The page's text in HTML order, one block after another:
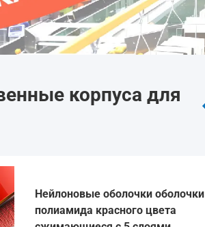
корпуса для
Нейлоновые оболочки оболочки
полиамида красного цвета